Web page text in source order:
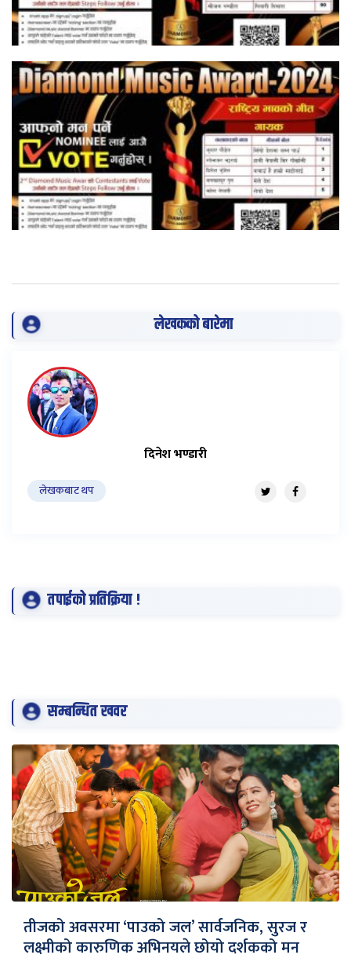
लेखकको बारेमा
दिनेश भण्डारी
लेखकबाट थप
तपाईको प्रतिक्रिया !
सम्बन्धित खवर
तीजको अवसरमा ‘पाउको जल’ सार्वजनिक, सुरज र
लक्ष्मीको कारुणिक अभिनयले छोयो दर्शकको मन